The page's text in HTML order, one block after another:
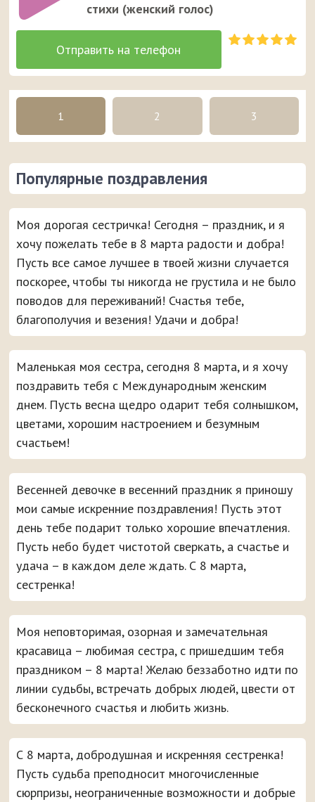
стихи (женcкий голос)
1 2 3
Популярные поздравления
Моя дорогая сестричка! Сегодня – праздник, и я
хочу пожелать тебе в 8 марта радости и добра!
Пусть все самое лучшее в твоей жизни случается
поскорее, чтобы ты никогда не грустила и не было
поводов для переживаний! Счастья тебе,
благополучия и везения! Удачи и добра!
Маленькая моя сестра, сегодня 8 марта, и я хочу
поздравить тебя с Международным женским
днем. Пусть весна щедро одарит тебя солнышком,
цветами, хорошим настроением и безумным
счастьем!
Весенней девочке в весенний праздник я приношу
мои самые искренние поздравления! Пусть этот
день тебе подарит только хорошие впечатления.
Пусть небо будет чистотой сверкать, а счастье и
удача – в каждом деле ждать. С 8 марта,
сестренка!
Моя неповторимая, озорная и замечательная
красавица – любимая сестра, с пришедшим тебя
праздником – 8 марта! Желаю беззаботно идти по
линии судьбы, встречать добрых людей, цвести от
бесконечного счастья и любить жизнь.
С 8 марта, добродушная и искренняя сестренка!
Пусть судьба преподносит многочисленные
сюрпризы, неограниченные возможности и добрые